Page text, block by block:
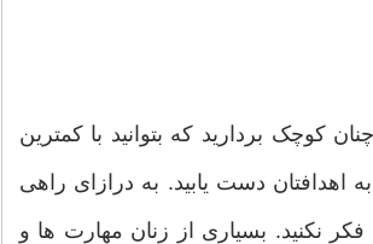
کوچک بردارید که بتوانید با کمترین
اهدافتان دست یابید. به درازای راهی
نکنید. بسیاری از زنان مهارت ها و